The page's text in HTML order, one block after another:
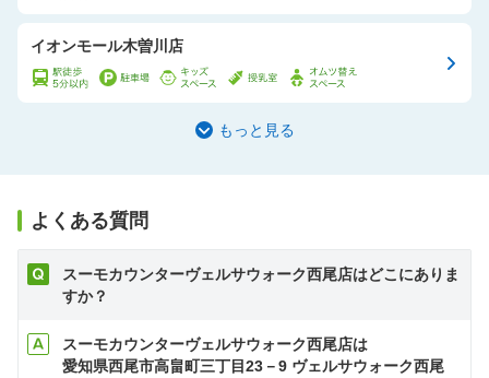
イオンモール木曽川店
もっと見る
よくある質問
スーモカウンターヴェルサウォーク西尾店はどこにありま
すか？
スーモカウンターヴェルサウォーク西尾店は
愛知県西尾市高畠町三丁目23－9 ヴェルサウォーク西尾